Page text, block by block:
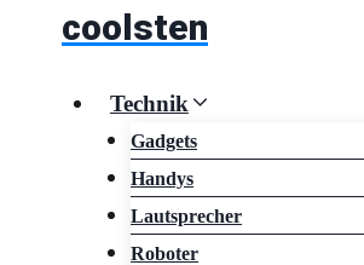
coolsten
Technik
Gadgets
Handys
Lautsprecher
Roboter